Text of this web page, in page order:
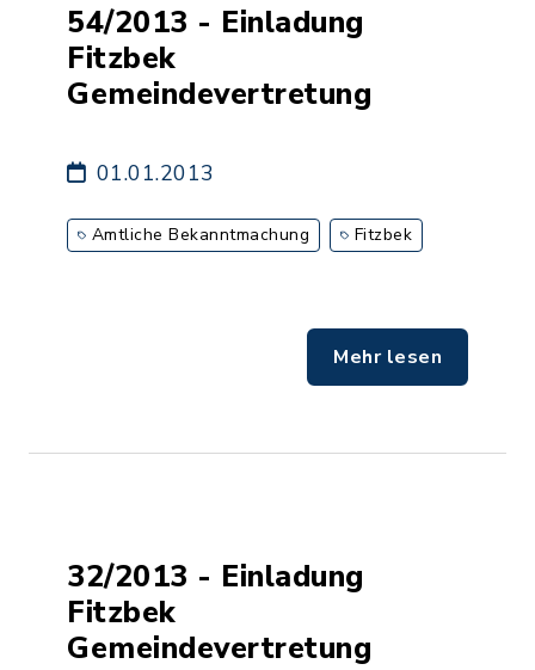
54/2013 - Einladung
Fitzbek
Gemeindevertretung
01.01.2013
Amtliche Bekanntmachung Fitzbek
Mehr lesen
32/2013 - Einladung
Fitzbek
Gemeindevertretung